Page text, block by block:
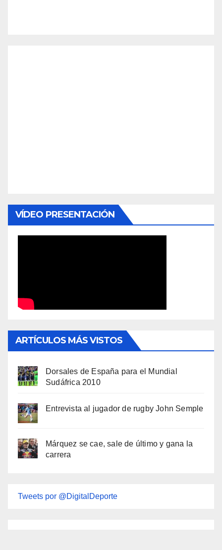
VÍDEO PRESENTACIÓN
ARTÍCULOS MÁS VISTOS
Dorsales de España para el Mundial
Sudáfrica 2010
Entrevista al jugador de rugby John Semple
Márquez se cae, sale de último y gana la
carrera
Tweets por @DigitalDeporte